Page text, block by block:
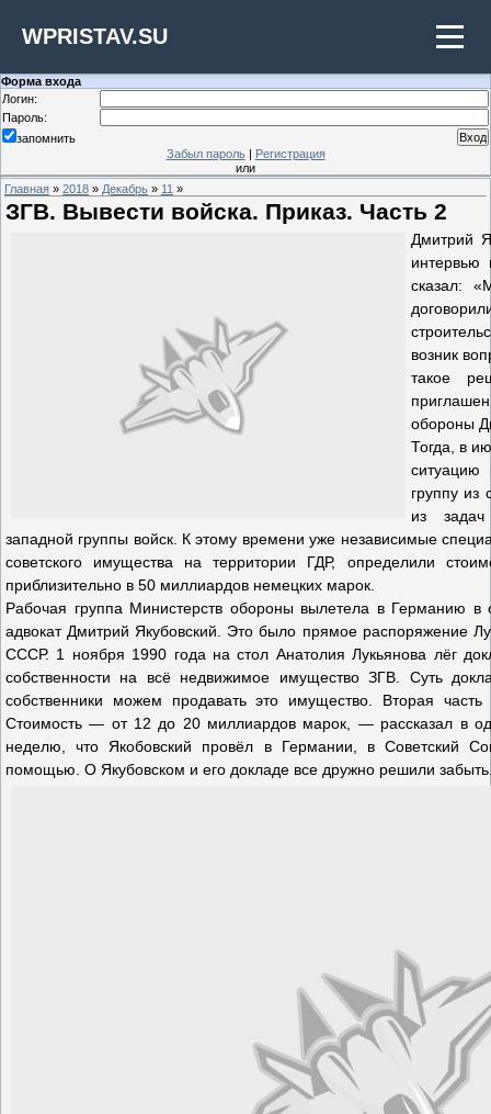
WPRISTAV.SU
Форма входа
Логин:
Пароль:
запомнить
Забыл пароль| Регистрация
или
Главная » 2018 » Декабрь » 11 »
ЗГВ. Вывести войска. Приказ. Часть 2
Дмитрий
интервью
сказал:
возник
такое
обороны
Тогда, в
группу из
из
западной группы войск. К этому времени уже независимые
советского имущества на территории ГДР, определили
приблизительно в 50 миллиардов немецких марок.
Рабочая группа Министерств обороны вылетела в Германию в
адвокат Дмитрий Якубовский. Это было прямое распоряжение
СССР. 1 ноября 1990 года на стол Анатолия Лукьянова лёг
собственности на всё недвижимое имущество ЗГВ. Суть
собственники можем продавать это имущество. Вторая
Стоимость — от 12 до 20 миллиардов марок, — рассказал в
неделю, что Якобовский провёл в Германии, в Советский
помощью. О Якубовском и его докладе все дружно решили